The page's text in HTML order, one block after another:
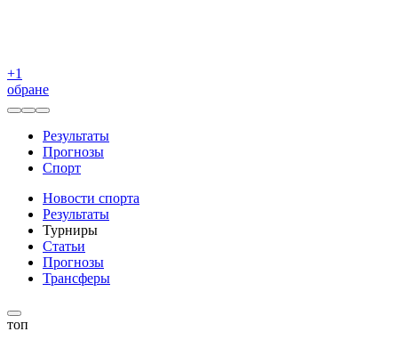
+1
обране
Результаты
Прогнозы
Спорт
Новости спорта
Результаты
Турниры
Статьи
Прогнозы
Трансферы
топ